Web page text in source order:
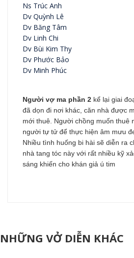
Ns Trúc Anh
Dv Quỳnh Lê
Dv Băng Tâm
Dv Linh Chi
Dv Bùi Kim Thy
Dv Phước Bảo
Dv Minh Phúc
Người vợ ma phần 2 kể lại giai
đã dọn đi nơi khác, căn nhà được
mới thuê. Người chồng muốn thuê
người tự tử để thực hiện âm mưu
Nhiều tình huống bi hài sẽ diễn ra
nhà tang tóc này với rất nhiều kỹ
sáng khiến cho khán giả ú tim
NHỮNG VỞ DIỄN KHÁC